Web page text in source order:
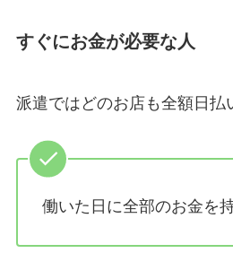
すぐにお金が必要な人
派遣ではどのお店も全額日払
働いた日に全部のお金を